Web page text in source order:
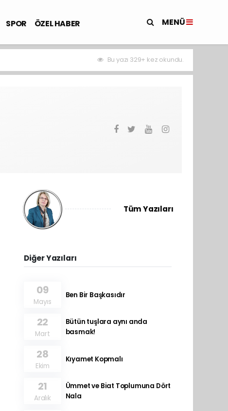
SPOR ÖZEL HABER MENÜ
Bu yazı 329+ kez okundu.
Tüm Yazıları
Diğer Yazıları
09
Mayıs
Ben Bir Başkasıdır
22
Mart
Bütün tuşlara aynı anda
basmak!
28
Ekim
Kıyamet Kopmalı
21
Aralık
Ümmet ve Biat Toplumuna Dört
Nala